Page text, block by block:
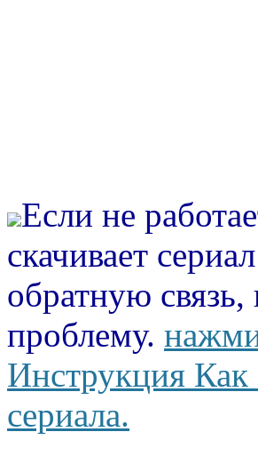
Если не
скачивает
обратную
проблему.
Инструкция Как
сериала.